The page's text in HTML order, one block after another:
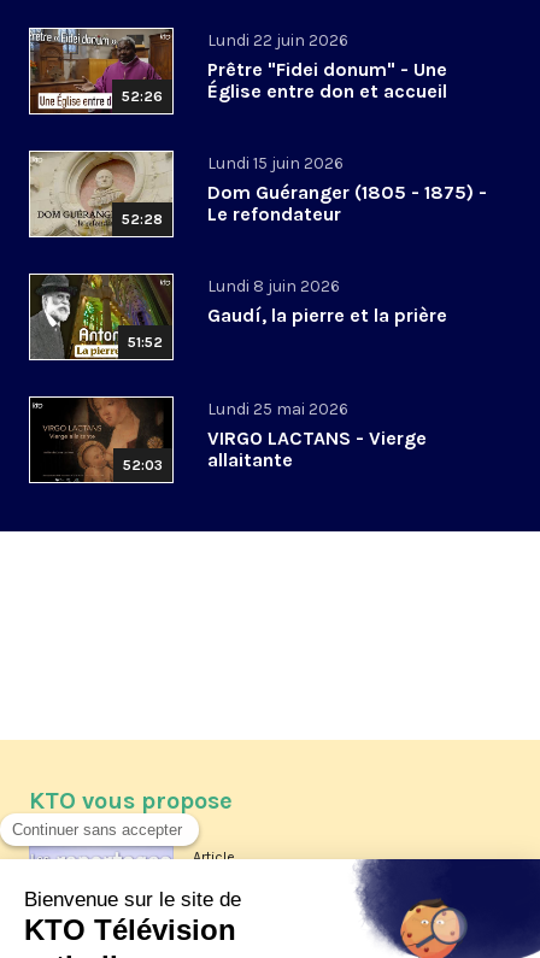
52:26
Lundi 22 juin 2026
Prêtre "Fidei donum" - Une
Église entre don et accueil
52:28
Lundi 15 juin 2026
Dom Guéranger (1805 - 1875) -
Le refondateur
51:52
Lundi 8 juin 2026
Gaudí, la pierre et la prière
52:03
Lundi 25 mai 2026
VIRGO LACTANS - Vierge
allaitante
KTO vous propose
Article
Les reportages d'été 2026 de KTO